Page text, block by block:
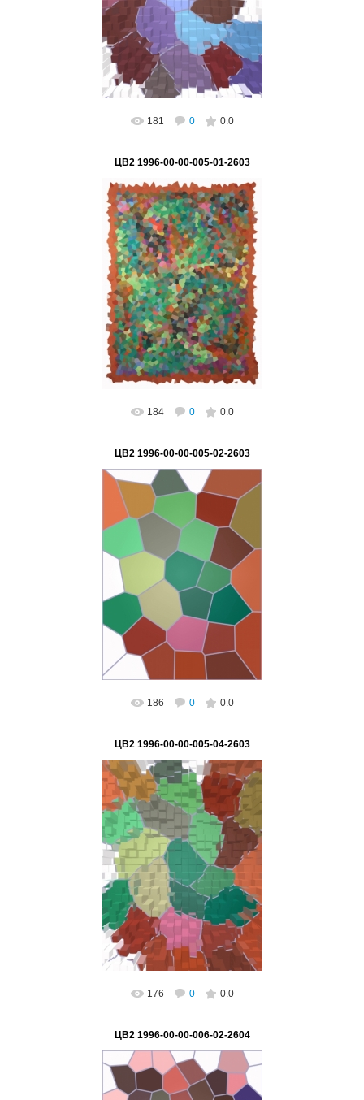
ВетВиктор
181 0 0.0
ЦВ2 1996-00-00-005-01-2603
02.03.2023
ВетВиктор
184 0 0.0
ЦВ2 1996-00-00-005-02-2603
02.03.2023
ВетВиктор
186 0 0.0
ЦВ2 1996-00-00-005-04-2603
02.03.2023
ВетВиктор
176 0 0.0
ЦВ2 1996-00-00-006-02-2604